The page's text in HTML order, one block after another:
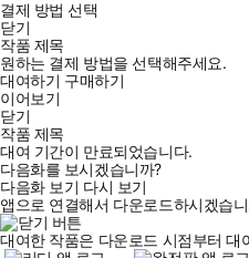
결제 방법 선택
닫기
작품 제목
원하는 결제 방법을 선택해주세요.
대여하기 구매하기
이어보기
닫기
작품 제목
대여 기간이 만료되었습니다.
다음화를 보시겠습니까?
다음화 보기 다시 보기
앱으로 연결해서 다운로드하시겠습
대여한 작품은 다운로드 시점부터 대